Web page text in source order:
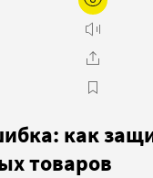
как
товаров